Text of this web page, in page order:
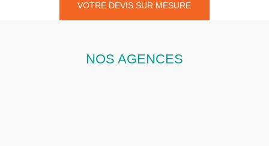
VOTRE DEVIS SUR MESURE
NOS AGENCES